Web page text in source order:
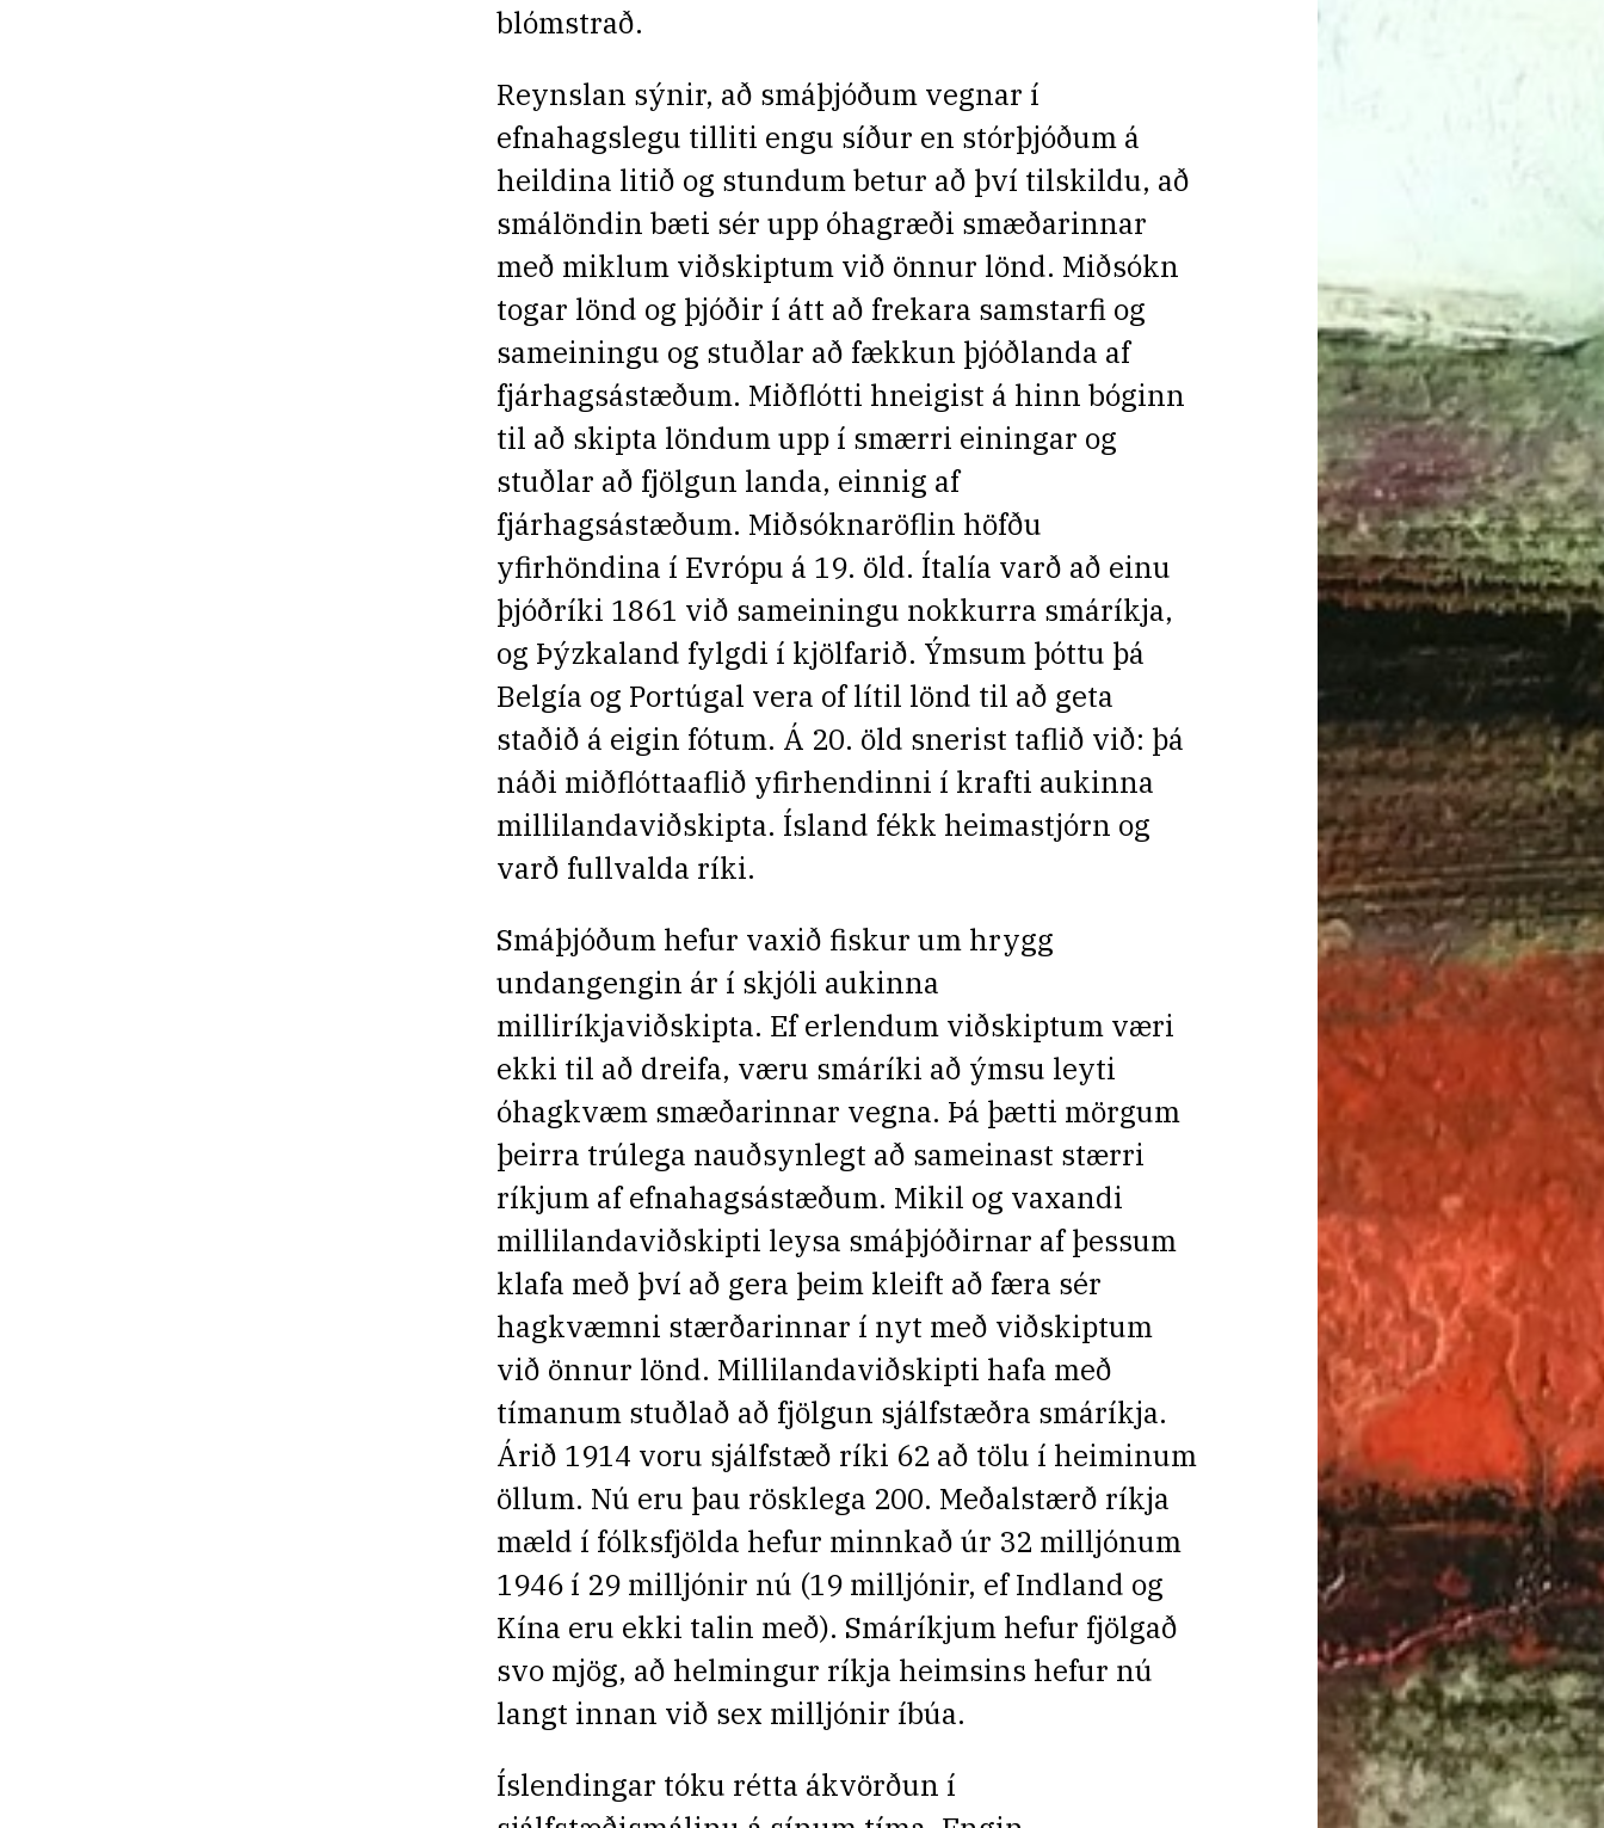
blómstrað.
Reynslan sýnir, að smáþjóðum vegnar í
efnahagslegu tilliti engu síður en stórþjóðum á
heildina litið og stundum betur að því tilskildu, að
smálöndin bæti sér upp óhagræði smæðarinnar
með miklum viðskiptum við önnur lönd. Miðsókn
togar lönd og þjóðir í átt að frekara samstarfi og
sameiningu og stuðlar að fækkun þjóðlanda af
fjárhagsástæðum. Miðflótti hneigist á hinn bóginn
til að skipta löndum upp í smærri einingar og
stuðlar að fjölgun landa, einnig af
fjárhagsástæðum. Miðsóknaröflin höfðu
yfirhöndina í Evrópu á 19. öld. Ítalía varð að einu
þjóðríki 1861 við sameiningu nokkurra smáríkja,
og Þýzkaland fylgdi í kjölfarið. Ýmsum þóttu þá
Belgía og Portúgal vera of lítil lönd til að geta
staðið á eigin fótum. Á 20. öld snerist taflið við: þá
náði miðflóttaaflið yfirhendinni í krafti aukinna
millilandaviðskipta. Ísland fékk heimastjórn og
varð fullvalda ríki.
Smáþjóðum hefur vaxið fiskur um hrygg
undangengin ár í skjóli aukinna
milliríkjaviðskipta. Ef erlendum viðskiptum væri
ekki til að dreifa, væru smáríki að ýmsu leyti
óhagkvæm smæðarinnar vegna. Þá þætti mörgum
þeirra trúlega nauðsynlegt að sameinast stærri
ríkjum af efnahagsástæðum. Mikil og vaxandi
millilandaviðskipti leysa smáþjóðirnar af þessum
klafa með því að gera þeim kleift að færa sér
hagkvæmni stærðarinnar í nyt með viðskiptum
við önnur lönd. Millilandaviðskipti hafa með
tímanum stuðlað að fjölgun sjálfstæðra smáríkja.
Árið 1914 voru sjálfstæð ríki 62 að tölu í heiminum
öllum. Nú eru þau rösklega 200. Meðalstærð ríkja
mæld í fólksfjölda hefur minnkað úr 32 milljónum
1946 í 29 milljónir nú (19 milljónir, ef Indland og
Kína eru ekki talin með). Smáríkjum hefur fjölgað
svo mjög, að helmingur ríkja heimsins hefur nú
langt innan við sex milljónir íbúa.
Íslendingar tóku rétta ákvörðun í